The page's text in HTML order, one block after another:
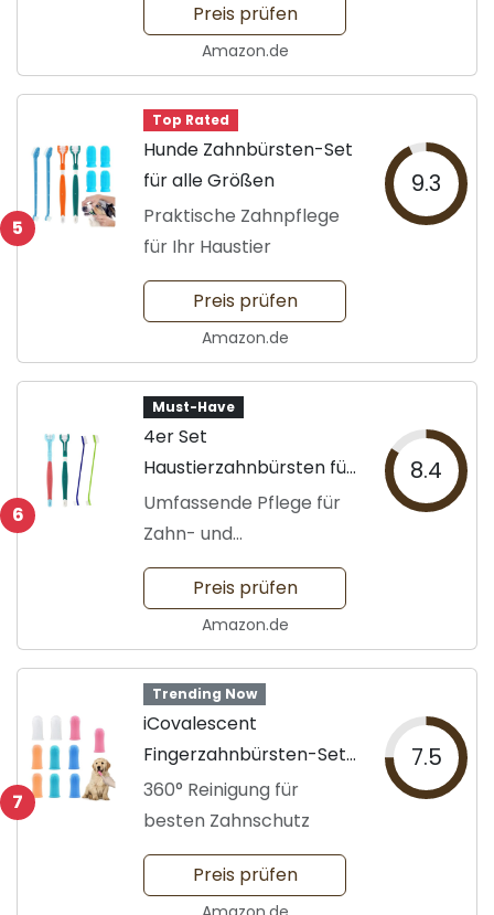
Preis prüfen
Amazon.de
5
Top Rated
Hunde Zahnbürsten-Set
für alle Größen
Praktische Zahnpflege
für Ihr Haustier
9.3
Preis prüfen
Amazon.de
6
Must-Have
4er Set
Haustierzahnbürsten für
Hunde
Umfassende Pflege für
Zahn- und
Mundgesundheit
8.4
Preis prüfen
Amazon.de
7
Trending Now
iCovalescent
Fingerzahnbürsten-Set
für Hunde
360° Reinigung für
besten Zahnschutz
7.5
Preis prüfen